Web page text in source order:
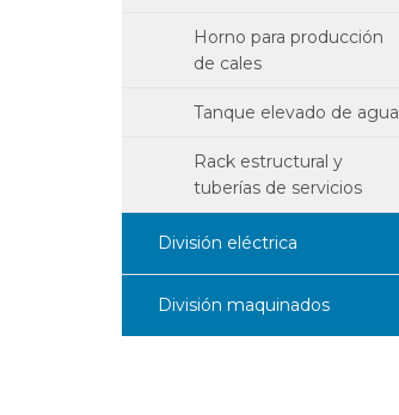
Horno para producción
de cales
Tanque elevado de agua
Rack estructural y
tuberías de servicios
División eléctrica
División maquinados